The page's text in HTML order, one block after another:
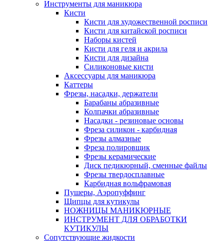
Инструменты для маникюра
Кисти
Кисти для художественной росписи
Кисти для китайской росписи
Наборы кистей
Кисти для геля и акрила
Кисти для дизайна
Силиконовые кисти
Аксессуары для маникюра
Каттеры
Фрезы, насадки, держатели
Барабаны абразивные
Колпачки абразивные
Насадки - резиновые основы
Фреза силикон - карбидная
Фрезы алмазные
Фреза полировщик
Фрезы керамические
Диск педикюрный, сменные файлы
Фрезы твердосплавные
Карбидная вольфрамовая
Пушеры, Аэропуффинг
Щипцы для кутикулы
НОЖНИЦЫ МАНИКЮРНЫЕ
ИНСТРУМЕНТ ДЛЯ ОБРАБОТКИ
КУТИКУЛЫ
Сопутствующие жидкости